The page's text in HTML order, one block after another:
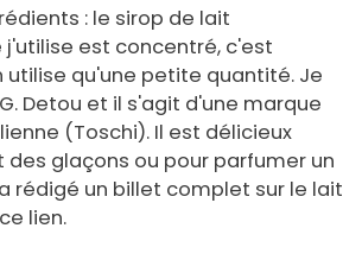
: le sirop de lait
est concentré, c'est
utilise qu'une petite quantité. Je
Detou et il s'agit d'une marque
(Toschi). Il est délicieux
des glaçons ou pour parfumer un
rédigé un billet complet sur le lait
lien.